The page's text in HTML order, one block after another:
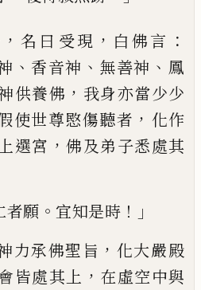
， 名曰 受現 ， 白佛言 ：
、 香音神 、 無善神 、 鳳
供養佛 ， 我身亦當少少
使世尊愍傷聽者 ， 化作
選宮 ， 佛及弟子悉處其
者願 。 宜知是時 ！」
力承佛聖旨 ， 化大嚴殿
皆處其上 ， 在虛空中與